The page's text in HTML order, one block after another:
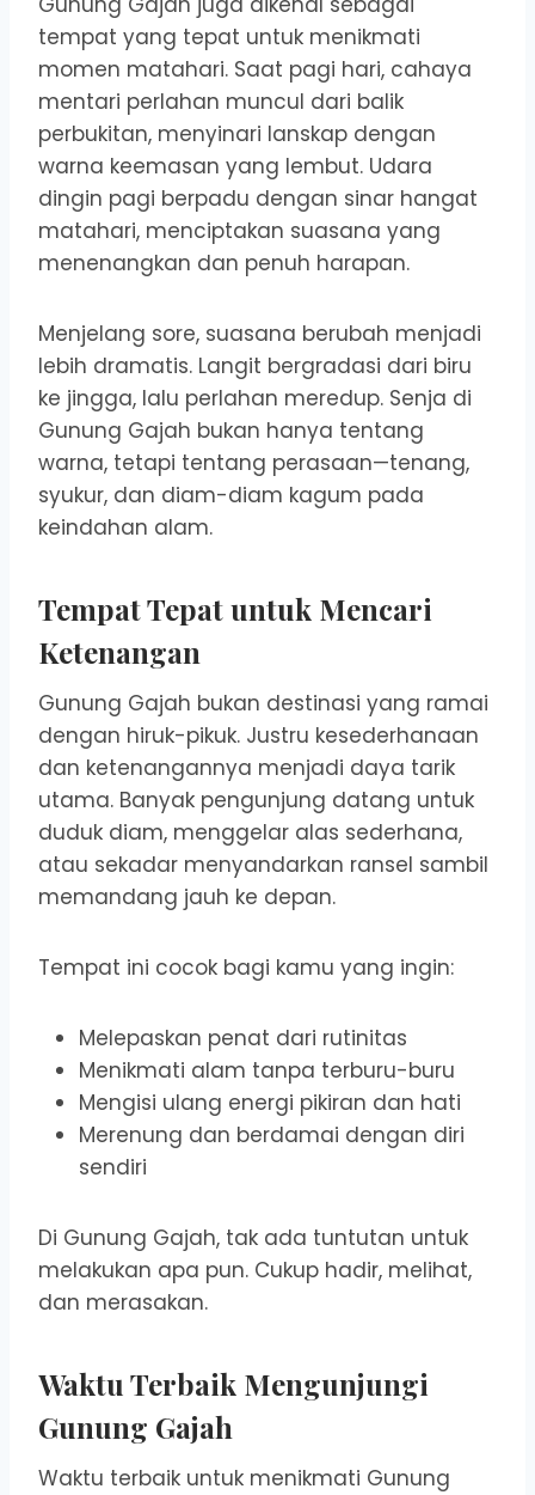
tempat yang tepat untuk menikmati
momen matahari. Saat pagi hari, cahaya
mentari perlahan muncul dari balik
perbukitan, menyinari lanskap dengan
warna keemasan yang lembut. Udara
dingin pagi berpadu dengan sinar hangat
matahari, menciptakan suasana yang
menenangkan dan penuh harapan.
Menjelang sore, suasana berubah menjadi
lebih dramatis. Langit bergradasi dari biru
ke jingga, lalu perlahan meredup. Senja di
Gunung Gajah bukan hanya tentang
warna, tetapi tentang perasaan—tenang,
syukur, dan diam-diam kagum pada
keindahan alam.
Tempat Tepat untuk Mencari
Ketenangan
Gunung Gajah bukan destinasi yang ramai
dengan hiruk-pikuk. Justru kesederhanaan
dan ketenangannya menjadi daya tarik
utama. Banyak pengunjung datang untuk
duduk diam, menggelar alas sederhana,
atau sekadar menyandarkan ransel sambil
memandang jauh ke depan.
Tempat ini cocok bagi kamu yang ingin:
Melepaskan penat dari rutinitas
Menikmati alam tanpa terburu-buru
Mengisi ulang energi pikiran dan hati
Merenung dan berdamai dengan diri
sendiri
Di Gunung Gajah, tak ada tuntutan untuk
melakukan apa pun. Cukup hadir, melihat,
dan merasakan.
Waktu Terbaik Mengunjungi
Gunung Gajah
Waktu terbaik untuk menikmati Gunung